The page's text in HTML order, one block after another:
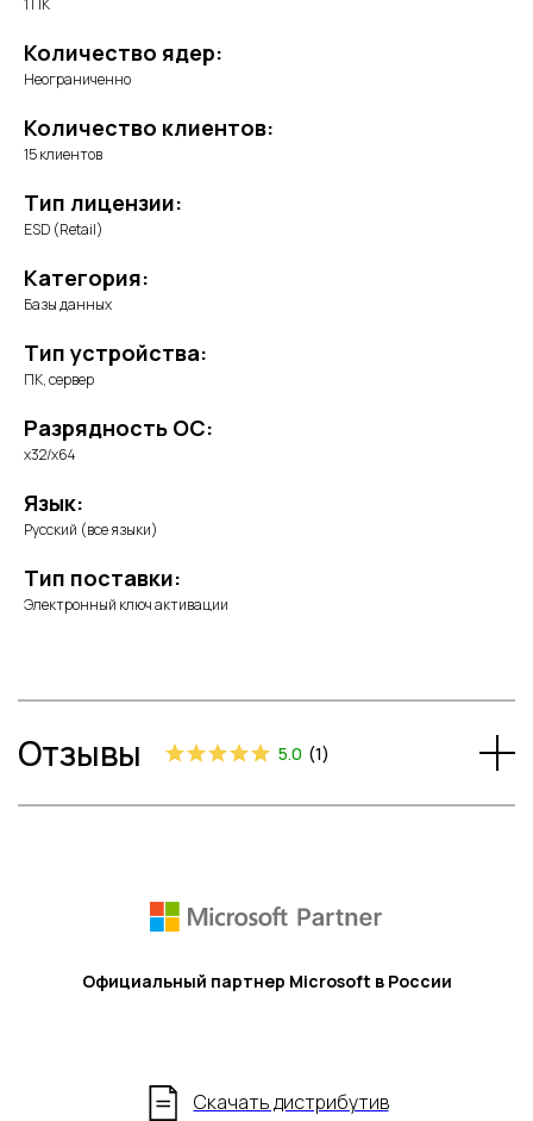
1 ПК
Количество ядер:
Неограниченно
Количество клиентов:
15 клиентов
Тип лицензии:
ESD (Retail)
Категория:
Базы данных
Тип устройства:
ПК, сервер
Разрядность ОС:
x32/x64
Язык:
Русский (все языки)
Тип поставки:
Электронный ключ активации
Отзывы 5.0 (1)
Официальный партнер Microsoft в России
Скачать дистрибутив